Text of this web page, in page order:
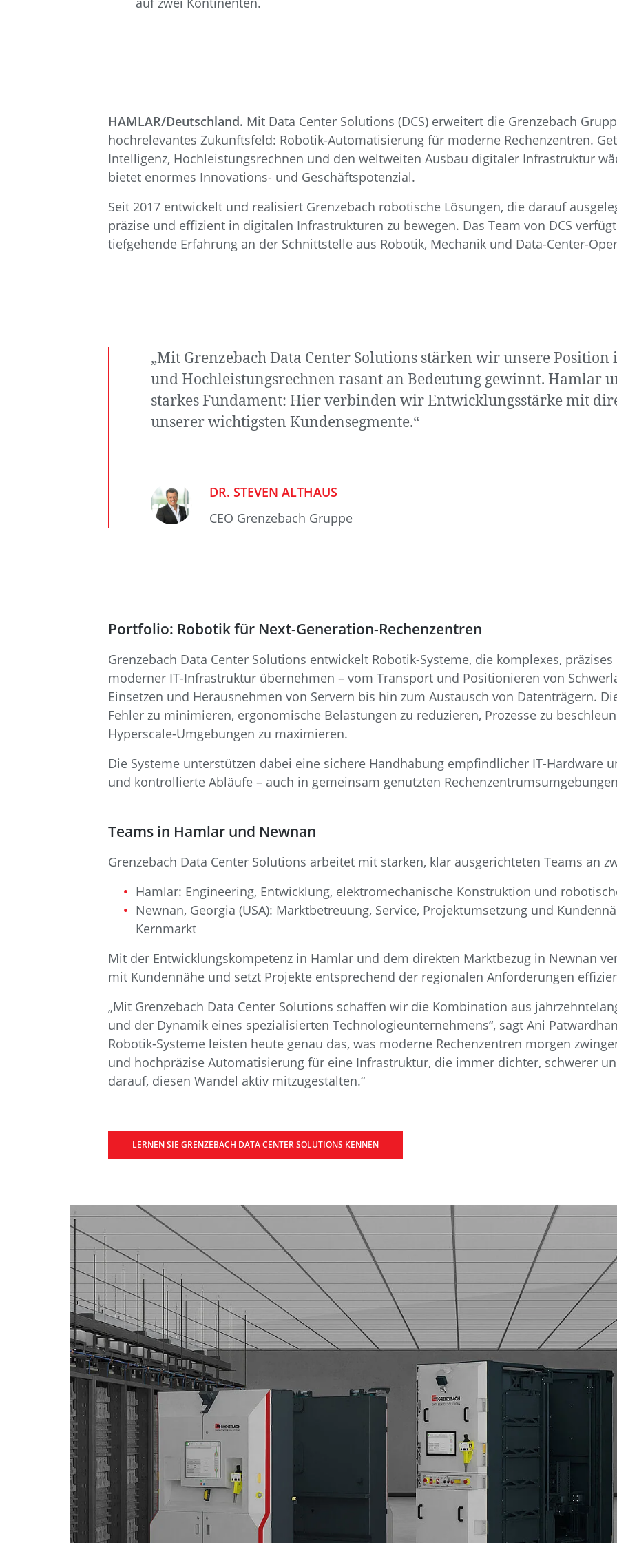
HAMLAR/Deutschland. Mit Data Center Solutions (DCS) erweitert die Grenzebach
hochrelevantes Zukunftsfeld: Robotik-Automatisierung für moderne Rechenzentren.
Intelligenz, Hochleistungsrechnen und den weltweiten Ausbau digitaler Infrastruktur
bietet enormes Innovations- und Geschäftspotenzial.
Seit 2017 entwickelt und realisiert Grenzebach robotische Lösungen, die darauf
präzise und effizient in digitalen Infrastrukturen zu bewegen. Das Team von DCS
tiefgehende Erfahrung an der Schnittstelle aus Robotik, Mechanik und Data-Center-
„Mit Grenzebach Data Center Solutions stärken wir unsere
und Hochleistungsrechnen rasant an Bedeutung gewinnt. Hamlar
starkes Fundament: Hier verbinden wir Entwicklungsstärke mit
unserer wichtigsten Kundensegmente.“
DR. STEVEN ALTHAUS
CEO Grenzebach Gruppe
Portfolio: Robotik für Next-Generation-Rechenzentren
Grenzebach Data Center Solutions entwickelt Robotik-Systeme, die komplexes,
moderner IT-Infrastruktur übernehmen – vom Transport und Positionieren von
Einsetzen und Herausnehmen von Servern bis hin zum Austausch von Datenträgern.
Fehler zu minimieren, ergonomische Belastungen zu reduzieren, Prozesse zu
Hyperscale-Umgebungen zu maximieren.
Die Systeme unterstützen dabei eine sichere Handhabung empfindlicher IT-Hardware
und kontrollierte Abläufe – auch in gemeinsam genutzten
Teams in Hamlar und Newnan
Grenzebach Data Center Solutions arbeitet mit starken, klar ausgerichteten Teams an
Hamlar: Engineering, Entwicklung, elektromechanische Konstruktion und
Newnan, Georgia (USA): Marktbetreuung, Service, Projektumsetzung und
Kernmarkt
Mit der Entwicklungskompetenz in Hamlar und dem direkten Marktbezug in Newnan
mit Kundennähe und setzt Projekte entsprechend der regionalen Anforderungen
„Mit Grenzebach Data Center Solutions schaffen wir die Kombination aus
und der Dynamik eines spezialisierten Technologieunternehmens“, sagt Ani
Robotik-Systeme leisten heute genau das, was moderne Rechenzentren morgen
und hochpräzise Automatisierung für eine Infrastruktur, die immer dichter, schwerer
darauf, diesen Wandel aktiv mitzugestalten.“
LERNEN SIE GRENZEBACH DATA CENTER SOLUTIONS KENNEN